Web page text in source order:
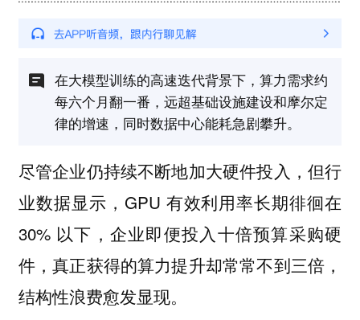
在大模型训练的高速迭代背景下，算力需求约
每六个月翻一番，远超基础设施建设和摩尔定
律的增速，同时数据中心能耗急剧攀升。
尽管企业仍持续不断地加大硬件投入，但行
业数据显示，GPU 有效利用率长期徘徊在
30% 以下，企业即便投入十倍预算采购硬
件，真正获得的算力提升却常常不到三倍，
结构性浪费愈发显现。